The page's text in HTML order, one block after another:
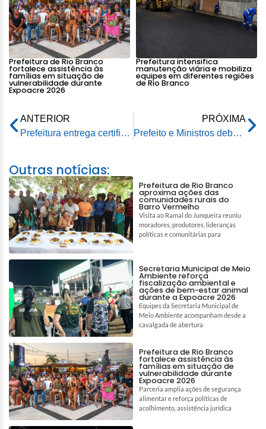
Prefeitura de Rio Branco
fortalece assistência às
famílias em situação de
vulnerabilidade durante
Expoacre 2026
Prefeitura intensifica
manutenção viária e mobiliza
equipes em diferentes regiões
de Rio Branco
ANTERIOR
Prefeitura entrega certificados aos novos profissionais no ramo de alimentação pelo Senac
PRÓXIMA
Prefeito e Ministros debatem integração sul-americana em evento em Rio Branco
Outras notícias:
Prefeitura de Rio Branco
aproxima ações das
comunidades rurais do
Barro Vermelho
Visita ao Ramal do Junqueira reuniu
moradores, produtores, lideranças
políticas e comunitárias para
Secretaria Municipal de Meio
Ambiente reforça
fiscalização ambiental e
ações de bem-estar animal
durante a Expoacre 2026
Equipes da Secretaria Municipal de
Meio Ambiente acompanham desde a
cavalgada de abertura
Prefeitura de Rio Branco
fortalece assistência às
famílias em situação de
vulnerabilidade durante
Expoacre 2026
Parceria amplia ações de segurança
alimentar e reforça políticas de
acolhimento, assistência jurídica